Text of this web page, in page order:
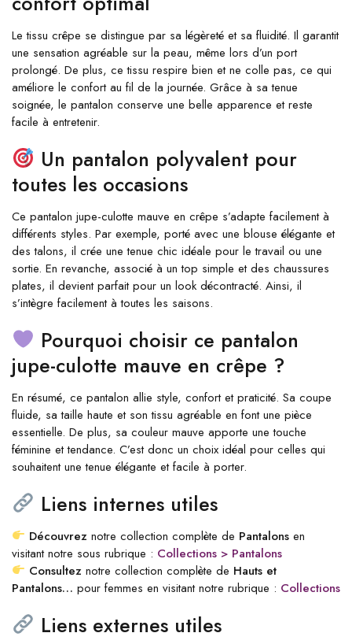
Le tissu crêpe se distingue par sa légèreté et sa fluidité. Il garantit
une sensation agréable sur la peau, même lors d’un port
prolongé. De plus, ce tissu respire bien et ne colle pas, ce qui
améliore le confort au fil de la journée. Grâce à sa tenue
soignée, le pantalon conserve une belle apparence et reste
facile à entretenir.
Un pantalon polyvalent pour
toutes les occasions
Ce pantalon jupe-culotte mauve en crêpe s’adapte facilement à
différents styles. Par exemple, porté avec une blouse élégante et
des talons, il crée une tenue chic idéale pour le travail ou une
sortie. En revanche, associé à un top simple et des chaussures
plates, il devient parfait pour un look décontracté. Ainsi, il
s’intègre facilement à toutes les saisons.
Pourquoi choisir ce pantalon
jupe-culotte mauve en crêpe ?
En résumé, ce pantalon allie style, confort et praticité. Sa coupe
fluide, sa taille haute et son tissu agréable en font une pièce
essentielle. De plus, sa couleur mauve apporte une touche
féminine et tendance. C’est donc un choix idéal pour celles qui
souhaitent une tenue élégante et facile à porter.
Liens internes utiles
Découvrez notre collection complète de Pantalons en
visitant notre sous rubrique : Collections > Pantalons
Consultez notre collection complète de Hauts et
Pantalons… pour femmes en visitant notre rubrique : Collections
Liens externes utiles